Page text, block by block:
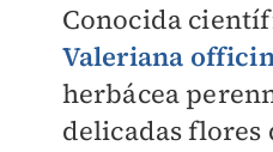
Conocida
Valeriana
herbácea
delicadas flores